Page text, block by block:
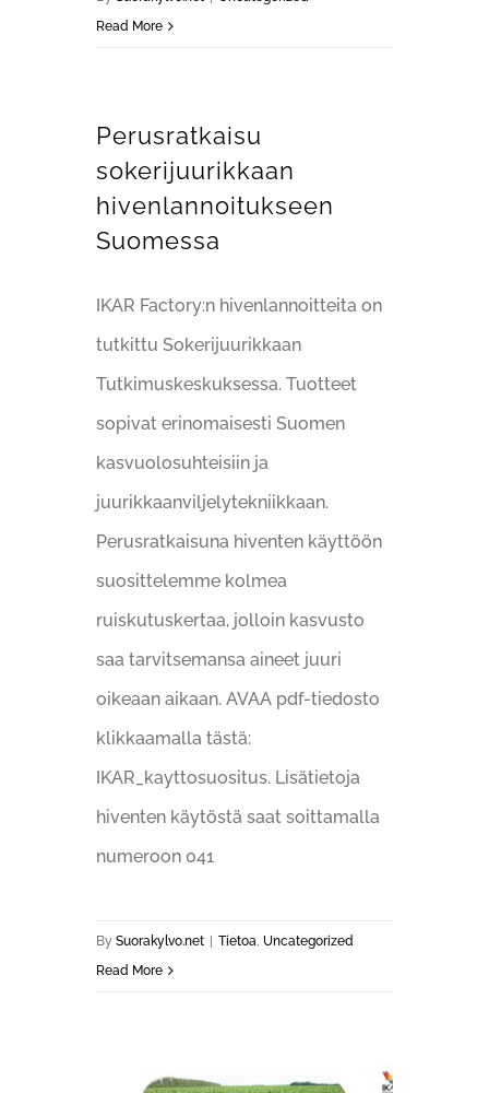
Read More
Perusratkaisu
sokerijuurikkaan
hivenlannoitukseen
Suomessa
IKAR Factory:n hivenlannoitteita on
tutkittu Sokerijuurikkaan
Tutkimuskeskuksessa. Tuotteet
sopivat erinomaisesti Suomen
kasvuolosuhteisiin ja
juurikkaanviljelytekniikkaan.
Perusratkaisuna hiventen käyttöön
suosittelemme kolmea
ruiskutuskertaa, jolloin kasvusto
saa tarvitsemansa aineet juuri
oikeaan aikaan. AVAA pdf-tiedosto
klikkaamalla tästä:
IKAR_kayttosuositus. Lisätietoja
hiventen käytöstä saat soittamalla
numeroon 041
BySuorakylvo.net | Tietoa ,Uncategorized
Read More